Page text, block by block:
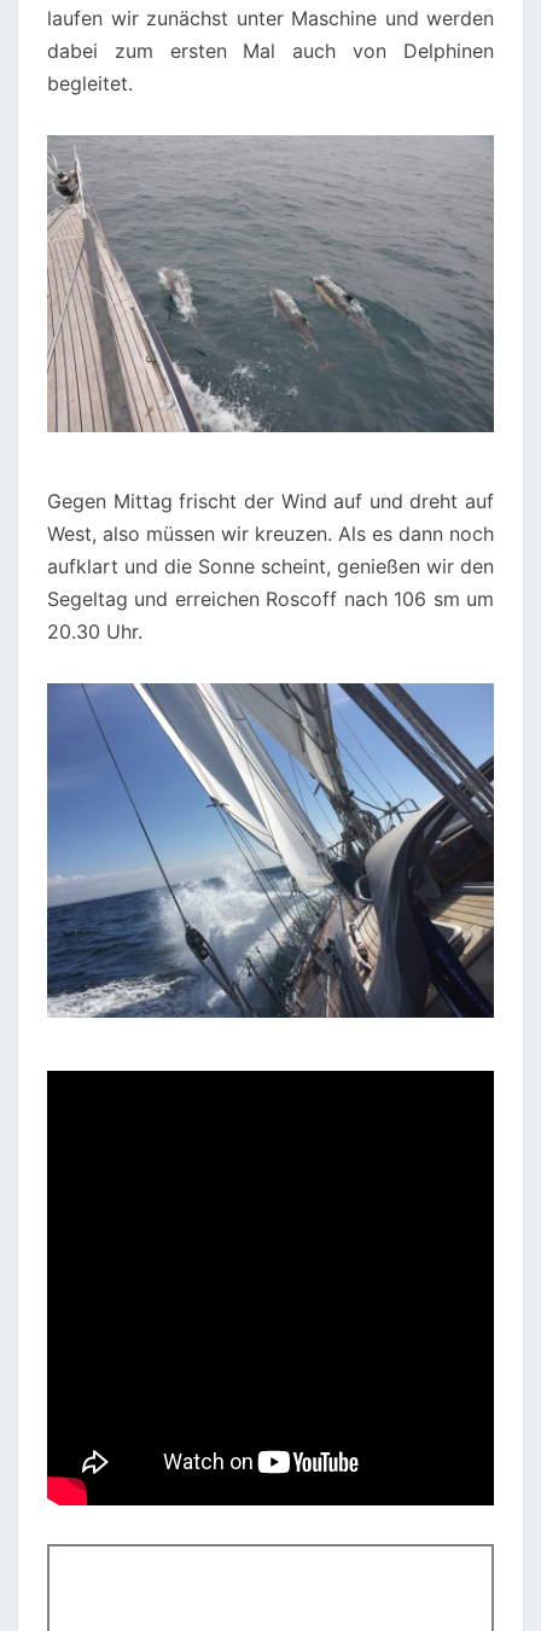
laufen wir zunächst unter Maschine und werden
dabei zum ersten Mal auch von Delphinen
begleitet.
Gegen Mittag frischt der Wind auf und dreht auf
West, also müssen wir kreuzen. Als es dann noch
aufklart und die Sonne scheint, genießen wir den
Segeltag und erreichen Roscoff nach 106 sm um
20.30 Uhr.